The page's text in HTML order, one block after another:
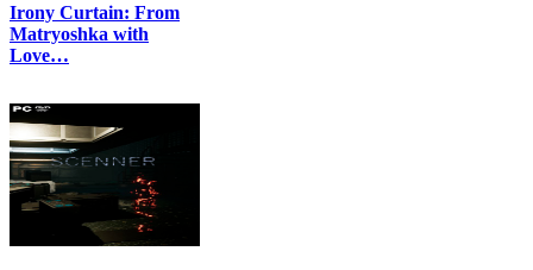
Irony Curtain: From
Matryoshka with
Love…